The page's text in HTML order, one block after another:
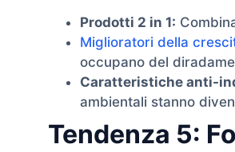
Prodotti 2 in 1:
Miglioratori della
occupano del
Caratteristiche anti-
ambientali stanno
Tendenza 5: